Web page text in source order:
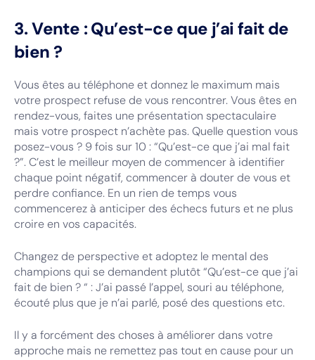
3. Vente : Qu’est-ce que j’ai fait de
bien ?
Vous êtes au téléphone et donnez le maximum mais
votre prospect refuse de vous rencontrer. Vous êtes en
rendez-vous, faites une présentation spectaculaire
mais votre prospect n’achète pas. Quelle question vous
posez-vous ? 9 fois sur 10 : “Qu’est-ce que j’ai mal fait
?”. C’est le meilleur moyen de commencer à identifier
chaque point négatif, commencer à douter de vous et
perdre confiance. En un rien de temps vous
commencerez à anticiper des échecs futurs et ne plus
croire en vos capacités.
Changez de perspective et adoptez le mental des
champions qui se demandent plutôt “Qu’est-ce que j’ai
fait de bien ? “ : J’ai passé l’appel, souri au téléphone,
écouté plus que je n’ai parlé, posé des questions etc.
Il y a forcément des choses à améliorer dans votre
approche mais ne remettez pas tout en cause pour un